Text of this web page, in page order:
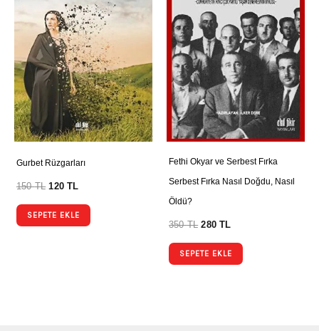
Gurbet Rüzgarları
150TL 120TL
SEPETE EKLE
Fethi Okyar ve Serbest Fırka
Serbest Fırka Nasıl Doğdu, Nasıl
Öldü?
350TL 280TL
SEPETE EKLE